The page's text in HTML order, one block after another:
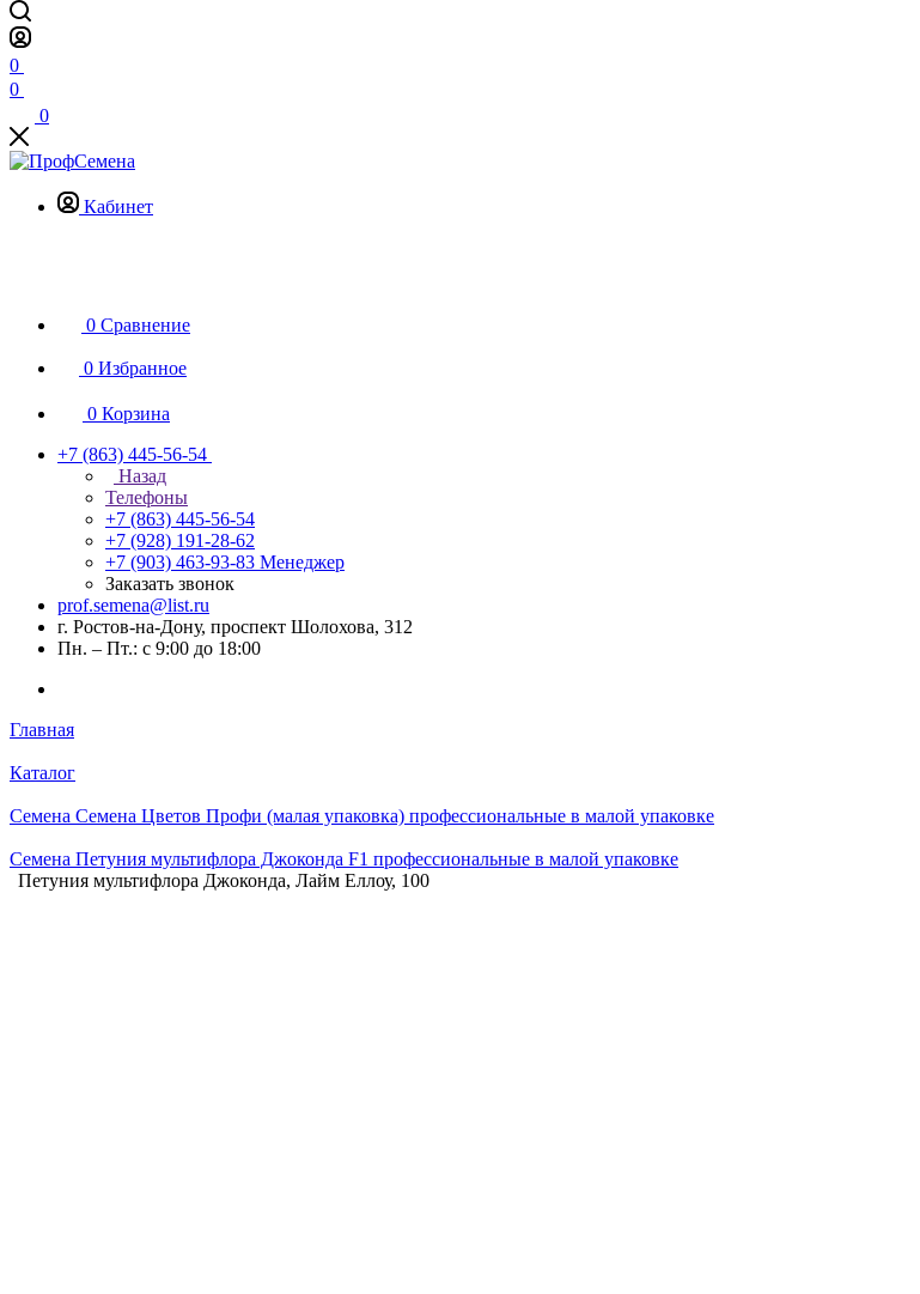
0
0
0
Кабинет
0 Сравнение
0 Избранное
0 Корзина
+7 (863) 445-56-54
Назад
Телефоны
+7 (863) 445-56-54
+7 (928) 191-28-62
+7 (903) 463-93-83 Менеджер
Заказать звонок
prof.semena@list.ru
г. Ростов-на-Дону, проспект Шолохова, 312
Пн. – Пт.: с 9:00 до 18:00
Главная
Каталог
Семена Семена Цветов Профи (малая упаковка) профессиональные в малой упаковке
Семена Петуния мультифлора Джоконда F1 профессиональные в малой упаковке
Петуния мультифлора Джоконда, Лайм Еллоу, 100